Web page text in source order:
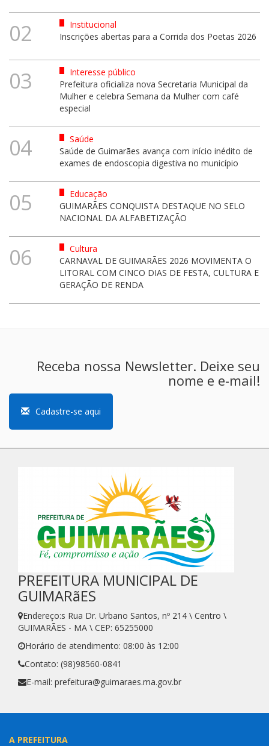
02
Institucional
Inscrições abertas para a Corrida dos Poetas 2026
03
Interesse público
Prefeitura oficializa nova Secretaria Municipal da
Mulher e celebra Semana da Mulher com café
especial
04
Saúde
Saúde de Guimarães avança com início inédito de
exames de endoscopia digestiva no município
05
Educação
GUIMARÃES CONQUISTA DESTAQUE NO SELO
NACIONAL DA ALFABETIZAÇÃO
06
Cultura
CARNAVAL DE GUIMARÃES 2026 MOVIMENTA O
LITORAL COM CINCO DIAS DE FESTA, CULTURA E
GERAÇÃO DE RENDA
Receba nossa Newsletter. Deixe seu
nome e e-mail!
Cadastre-se aqui
PREFEITURA MUNICIPAL DE
GUIMARãES
Endereço:s Rua Dr. Urbano Santos, nº 214 \ Centro \
GUIMARÃES - MA \ CEP: 65255000
Horário de atendimento: 08:00 às 12:00
Contato: (98)98560-0841
E-mail: prefeitura@guimaraes.ma.gov.br
A PREFEITURA